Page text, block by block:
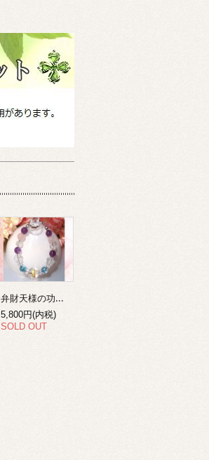
弁財天様の功徳を得る梵字ブレスレット１
5,800円(内税)
SOLD OUT